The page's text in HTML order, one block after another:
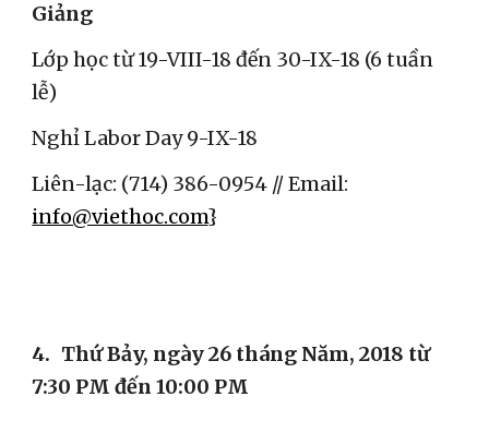
Giảng
Lớp học từ 19-VIII-18 đến 30-IX-18 (6 tuần
lễ)
Nghỉ Labor Day 9-IX-18
info@viethoc.com}
4. Thứ Bảy, ngày 26 tháng Năm, 2018 từ
7:30 PM đến 10:00 PM